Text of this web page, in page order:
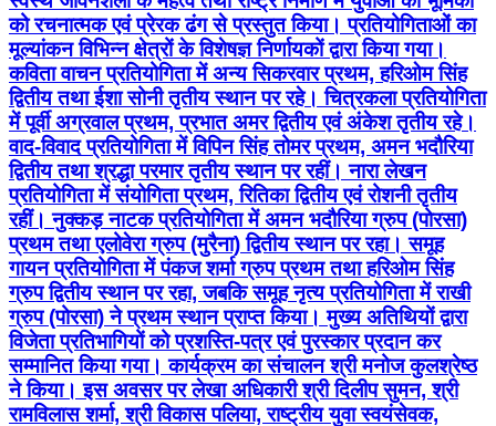
को रचनात्मक एवं प्रेरक ढंग से प्रस्तुत किया। प्रतियोगिताओं का
मूल्यांकन विभिन्न क्षेत्रों के विशेषज्ञ निर्णायकों द्वारा किया गया।
कविता वाचन प्रतियोगिता में अन्य सिकरवार प्रथम, हरिओम सिंह
द्वितीय तथा ईशा सोनी तृतीय स्थान पर रहे। चित्रकला प्रतियोगिता
में पूर्वी अग्रवाल प्रथम, प्रभात अमर द्वितीय एवं अंकेश तृतीय रहे।
वाद-विवाद प्रतियोगिता में विपिन सिंह तोमर प्रथम, अमन भदौरिया
द्वितीय तथा श्रद्धा परमार तृतीय स्थान पर रहीं। नारा लेखन
प्रतियोगिता में संयोगिता प्रथम, रितिका द्वितीय एवं रोशनी तृतीय
रहीं। नुक्कड़ नाटक प्रतियोगिता में अमन भदौरिया ग्रुप (पोरसा)
प्रथम तथा एलोवेरा ग्रुप (मुरैना) द्वितीय स्थान पर रहा। समूह
गायन प्रतियोगिता में पंकज शर्मा ग्रुप प्रथम तथा हरिओम सिंह
ग्रुप द्वितीय स्थान पर रहा, जबकि समूह नृत्य प्रतियोगिता में राखी
ग्रुप (पोरसा) ने प्रथम स्थान प्राप्त किया। मुख्य अतिथियों द्वारा
विजेता प्रतिभागियों को प्रशस्ति-पत्र एवं पुरस्कार प्रदान कर
सम्मानित किया गया। कार्यक्रम का संचालन श्री मनोज कुलश्रेष्ठ
ने किया। इस अवसर पर लेखा अधिकारी श्री दिलीप सुमन, श्री
रामविलास शर्मा, श्री विकास पलिया, राष्ट्रीय युवा स्वयंसेवक,